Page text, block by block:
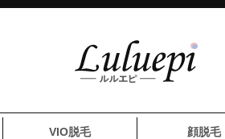
VIO脱毛 顔脱毛